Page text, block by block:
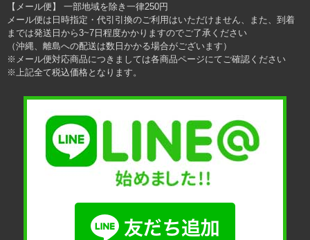
【メール便】 一部地域を除き一律250円
メール便は日時指定・代引引換のご利用はいただけません、また、到着
までは発送日から3~7日程度かかりますのでご了承ください
（沖縄、離島への配送は数日かかる場合がございます）
※メール便対応商品につきましては各商品ページにてご確認ください
※上記全て税込価格となります。